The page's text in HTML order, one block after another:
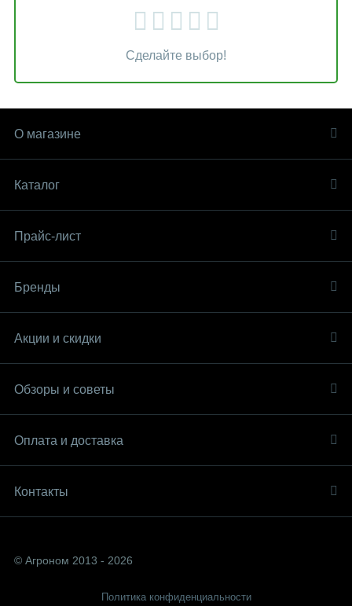
Сделайте выбор!
О магазине
Каталог
Прайс-лист
Бренды
Акции и скидки
Обзоры и советы
Оплата и доставка
Контакты
© Агроном 2013 - 2026
Политика конфиденциальности